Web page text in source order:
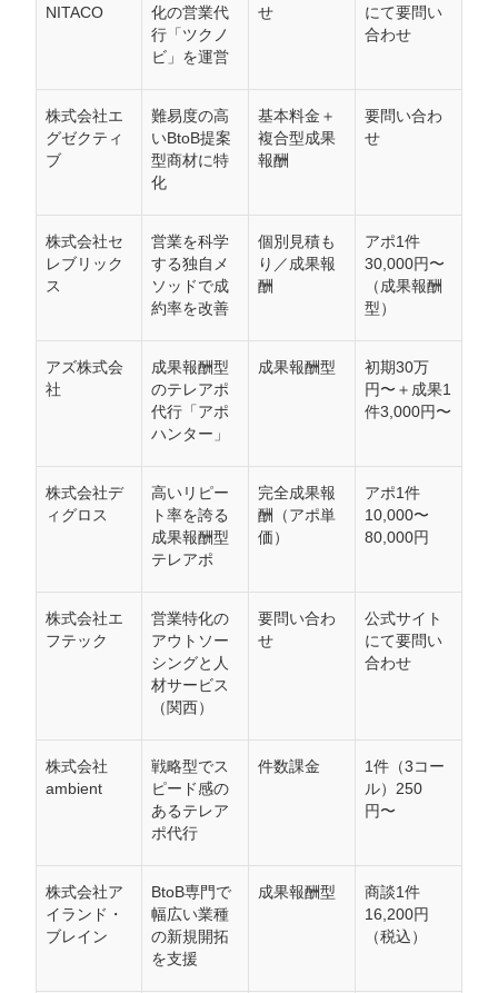
NITACO
化の営業代
行「ツクノ
ビ」を運営
せ
にて要問い
合わせ
株式会社エ
グゼクティ
ブ
難易度の高
いBtoB提案
型商材に特
化
基本料金＋
複合型成果
報酬
要問い合わ
せ
株式会社セ
レブリック
ス
営業を科学
する独自メ
ソッドで成
約率を改善
個別見積も
り／成果報
酬
アポ1件
30,000円〜
（成果報酬
型）
アズ株式会
社
成果報酬型
のテレアポ
代行「アポ
ハンター」
成果報酬型
初期30万
円〜＋成果1
件3,000円〜
株式会社デ
ィグロス
高いリピー
ト率を誇る
成果報酬型
テレアポ
完全成果報
酬（アポ単
価）
アポ1件
10,000〜
80,000円
株式会社エ
フテック
営業特化の
アウトソー
シングと人
材サービス
（関西）
要問い合わ
せ
公式サイト
にて要問い
合わせ
株式会社
ambient
戦略型でス
ピード感の
あるテレア
ポ代行
件数課金
1件（3コー
ル）250
円〜
株式会社ア
イランド・
ブレイン
BtoB専門で
幅広い業種
の新規開拓
を支援
成果報酬型
商談1件
16,200円
（税込）